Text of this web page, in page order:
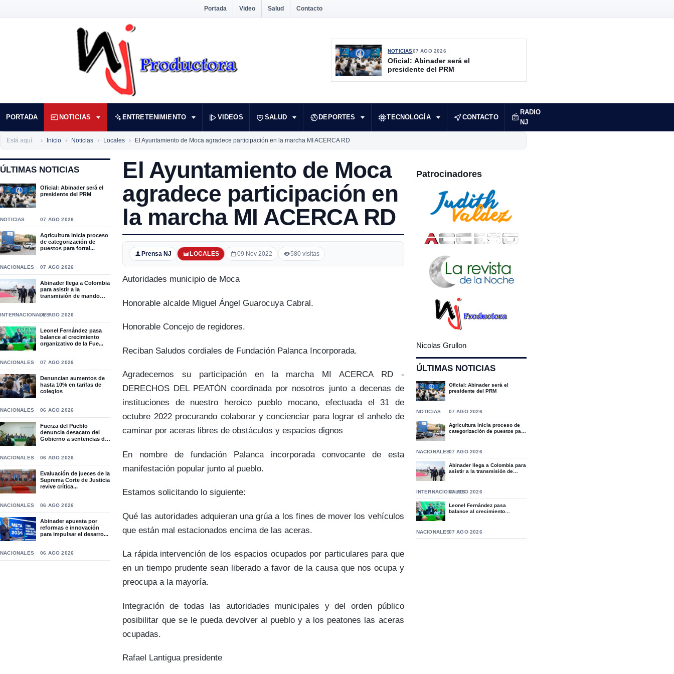
Portada Video Salud Contacto
NOTICIAS07 AGO 2026
Oficial: Abinader será el
presidente del PRM
PORTADA NOTICIAS ENTRETENIMIENTO VIDEOS SALUD DEPORTES TECNOLOGÍA CONTACTO
RADIO
NJ
Está aquí: Inicio Noticias Locales El Ayuntamiento de Moca agradece participación en la marcha MI ACERCA RD
ÚLTIMAS NOTICIAS
Oficial: Abinader será el
presidente del PRM
NOTICIAS 07 AGO 2026
Agricultura inicia proceso
de categorización de
puestos para fortal...
NACIONALES 07 AGO 2026
Abinader llega a Colombia
para asistir a la
transmisión de mando
INTERNACIONALES07 AGO 2026
Leonel Fernández pasa
balance al crecimiento
organizativo de la Fue...
NACIONALES 07 AGO 2026
Denuncian aumentos de
hasta 10% en tarifas de
colegios
NACIONALES 06 AGO 2026
Fuerza del Pueblo
denuncia desacato del
Gobierno a sentencias del
NACIONALES 06 AGO 2026
Evaluación de jueces de la
Suprema Corte de Justicia
revive crítica...
NACIONALES 06 AGO 2026
Abinader apuesta por
reformas e innovación
para impulsar el desarro...
NACIONALES 06 AGO 2026
El Ayuntamiento de Moca
agradece participación en
la marcha MI ACERCA RD
Prensa NJ LOCALES 09 Nov 2022 580 visitas
Autoridades municipio de Moca
Honorable alcalde Miguel Ángel Guarocuya Cabral.
Honorable Concejo de regidores.
Reciban Saludos cordiales de Fundación Palanca Incorporada.
Agradecemos su participación en la marcha MI ACERCA RD -
DERECHOS DEL PEATÓN coordinada por nosotros junto a decenas de
instituciones de nuestro heroico pueblo mocano, efectuada el 31 de
octubre 2022 procurando colaborar y concienciar para lograr el anhelo de
caminar por aceras libres de obstáculos y espacios dignos
En nombre de fundación Palanca incorporada convocante de esta
manifestación popular junto al pueblo.
Estamos solicitando lo siguiente:
Qué las autoridades adquieran una grúa a los fines de mover los vehículos
que están mal estacionados encima de las aceras.
La rápida intervención de los espacios ocupados por particulares para que
en un tiempo prudente sean liberado a favor de la causa que nos ocupa y
preocupa a la mayoría.
Integración de todas las autoridades municipales y del orden público
posibilitar que se le pueda devolver al pueblo y a los peatones las aceras
ocupadas.
Rafael Lantigua presidente
Patrocinadores
Nicolas Grullon
ÚLTIMAS NOTICIAS
Oficial: Abinader será el
presidente del PRM
NOTICIAS 07 AGO 2026
Agricultura inicia proceso de
categorización de puestos para
NACIONALES07 AGO 2026
Abinader llega a Colombia para
asistir a la transmisión de
INTERNACIONALES07 AGO 2026
Leonel Fernández pasa
balance al crecimiento
NACIONALES07 AGO 2026